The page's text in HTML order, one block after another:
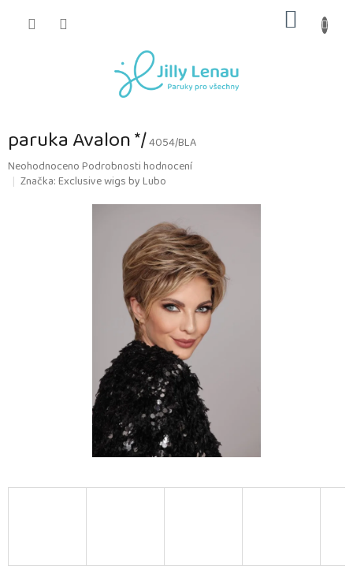
KOŠÍK
paruka Avalon */4054/BLA
Průměrné
hodnocení
NeohodnocenoPodrobnosti hodnocení
Značka:Exclusive wigs by Lubo